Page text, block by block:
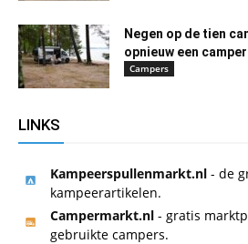
Negen op de tien
opnieuw een
Campers
LINKS
Kampeerspullenmarkt.nl - de
kampeerartikelen.
Campermarkt.nl - gratis
gebruikte campers.